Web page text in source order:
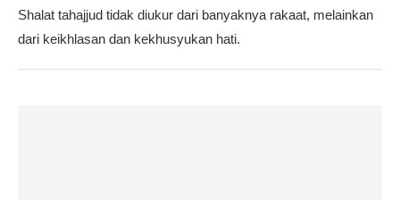
Shalat tahajjud tidak diukur dari banyaknya rakaat, melainkan
dari keikhlasan dan kekhusyukan hati.